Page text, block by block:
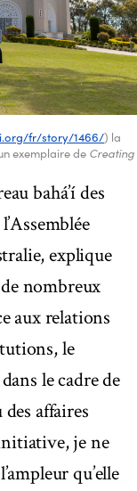
fr/story/1466/) la
exemplaire de Creating
bahá’í des
explique
nombreux
aux relations
le
le cadre de
affaires
je ne
qu’elle